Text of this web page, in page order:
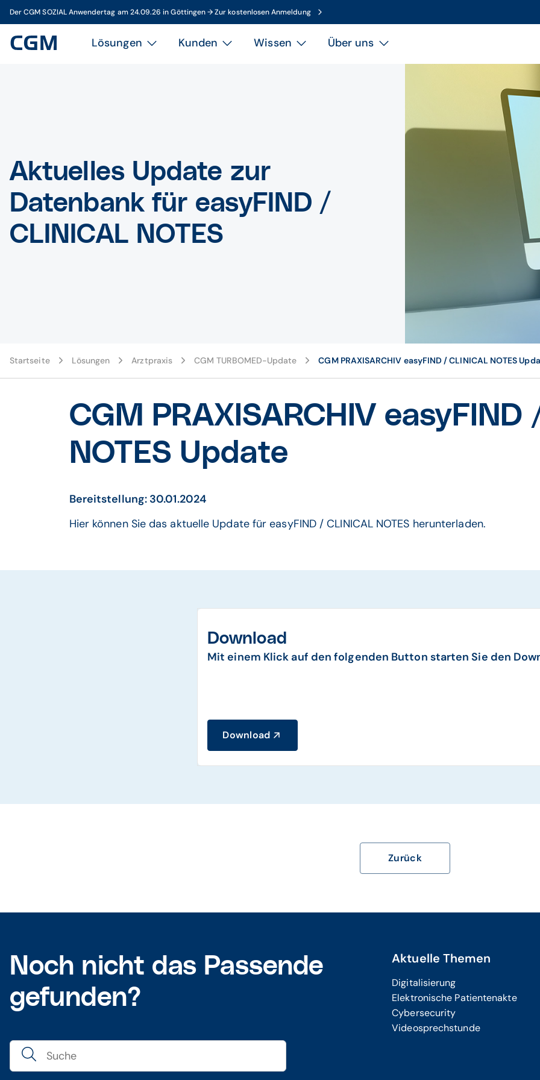
Der CGM SOZIAL Anwendertag am 24.09.26 in Göttingen → Zur kostenlosen Anmeldung
Lösungen Kunden Wissen Über uns
Aktuelles Update zur
Datenbank für easyFIND /
CLINICAL NOTES
Startseite Lösungen Arztpraxis CGM TURBOMED-Update CGM PRAXISARCHIV easyFIND / CLINICAL NOTES
CGM PRAXISARCHIV easyFIND
NOTES Update
Bereitstellung: 30.01.2024
Hier können Sie das aktuelle Update für easyFIND / CLINICAL NOTES herunterladen.
Download
Mit einem Klick auf den folgenden Button starten Sie den
Download
Zurück
Noch nicht das Passende
gefunden?
Aktuelle Themen
Digitalisierung
Elektronische Patientenakte
Cybersecurity
Videosprechstunde